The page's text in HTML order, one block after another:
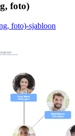
foto)
foto)-sjabloon